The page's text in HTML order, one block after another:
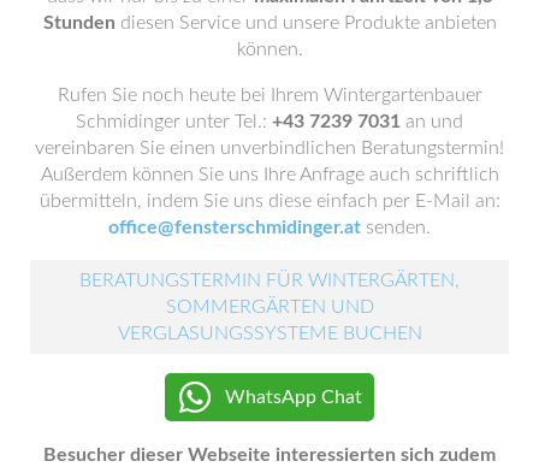
Stunden diesen Service und unsere Produkte anbieten
können.
Rufen Sie noch heute bei Ihrem Wintergartenbauer
Schmidinger unter Tel.: +43 7239 7031 an und
vereinbaren Sie einen unverbindlichen Beratungstermin!
Außerdem können Sie uns Ihre Anfrage auch schriftlich
übermitteln, indem Sie uns diese einfach per E-Mail an:
office@fensterschmidinger.at senden.
BERATUNGSTERMIN FÜR WINTERGÄRTEN,
SOMMERGÄRTEN UND
VERGLASUNGSSYSTEME BUCHEN
WhatsApp Chat
Besucher dieser Webseite interessierten sich zudem